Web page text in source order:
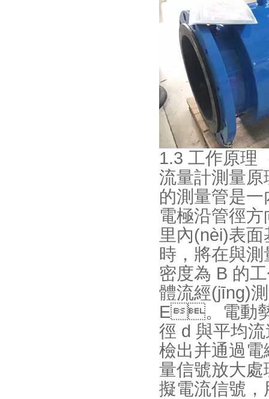
1.3 工作原理
流量計測量原
的測量管是一
電極沿管徑方
里內(nèi)表
時，將在
密度為 B 的工
體流經(jīng)測
E。電動
徑 d 與平均
檢出并通過電
量信號放大處
擬電流信號，